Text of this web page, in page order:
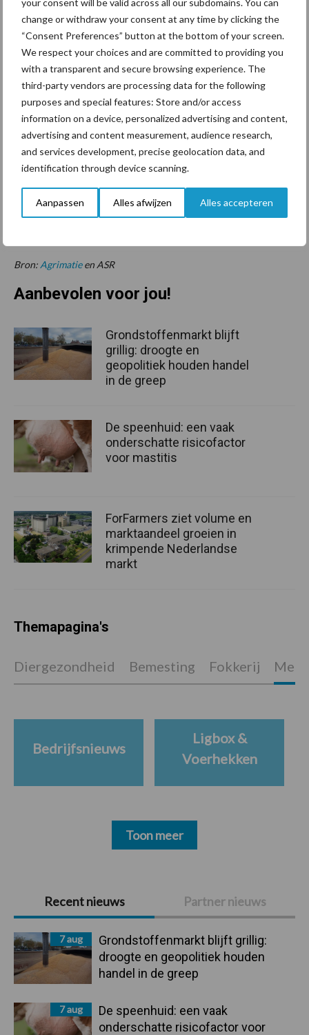
your consent will be valid across all our subdomains. You can
change or withdraw your consent at any time by clicking the
“Consent Preferences” button at the bottom of your screen.
We respect your choices and are committed to providing you
with a transparent and secure browsing experience. The
third-party vendors are processing data for the following
purposes and special features: Store and/or access
information on a device, personalized advertising and content,
advertising and content measurement, audience research,
and services development, precise geolocation data, and
identification through device scanning.
Aanpassen Alles afwijzen Alles accepteren
Van Ruiten: ‘De overheid investeert blijvend en duurzaam in de
biologische sector. Eind 2025 is bijvoorbeeld
eenconsumentencampagneover biologisch productie en
consumptie gestart. Ook stimuleert de overheid via deVabiola-
regeling de afzet van biologische landbouwproducten. Boeren
ontvangen hierbij subsidie voor samenwerkingsprojecten
waarmee ze de verkoop van biologische producten kunnen
onderzoeker Katja Logatcheva geeft aan dat de groei van het
vertrouwen is bevestigd door een positieve ontwikkeling in het
lichte toename (van enkele tienden van een procent) in het
aandeel biologische veestapels in de belangrijkste
Bron: Agrimatieen ASR
Primaire
Sidebar
Recent nieuws Partner nieuws
7 aug
Grondstoffenmarkt blijft grillig:
droogte en geopolitiek houden
handel in de greep
7 aug
De speenhuid: een vaak
onderschatte risicofactor voor
Aanbevolen voor jou!
Grondstoffenmarkt blijft
grillig: droogte en
geopolitiek houden handel
in de greep
De speenhuid: een vaak
onderschatte risicofactor
voor mastitis
ForFarmers ziet volume en
marktaandeel groeien in
krimpende Nederlandse
markt
Themapagina's
Diergezondheid Bemesting Fokkerij
Bedrijfsnieuws
Ligbox &
Voerhekken
Toon meer